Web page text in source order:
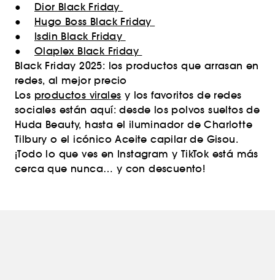
● Dior Black Friday
● Hugo Boss Black Friday
● Isdin Black Friday
● Olaplex Black Friday
Black Friday 2025: los productos que arrasan en
redes, al mejor precio
Los productos virales y los favoritos de redes
sociales están aquí: desde los polvos sueltos de
Huda Beauty, hasta el iluminador de Charlotte
Tilbury o el icónico Aceite capilar de Gisou.
¡Todo lo que ves en Instagram y TikTok está más
cerca que nunca… y con descuento!